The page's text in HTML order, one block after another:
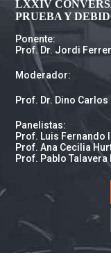
LXXIV
PRUEBA Y
Ponente:
Prof. Dr. Jordi
Moderador:
Prof. Dr. Dino Carlos
Panelistas:
Prof. Luis Fernando
Prof. Ana Cecilia
Prof. Pablo Talavera